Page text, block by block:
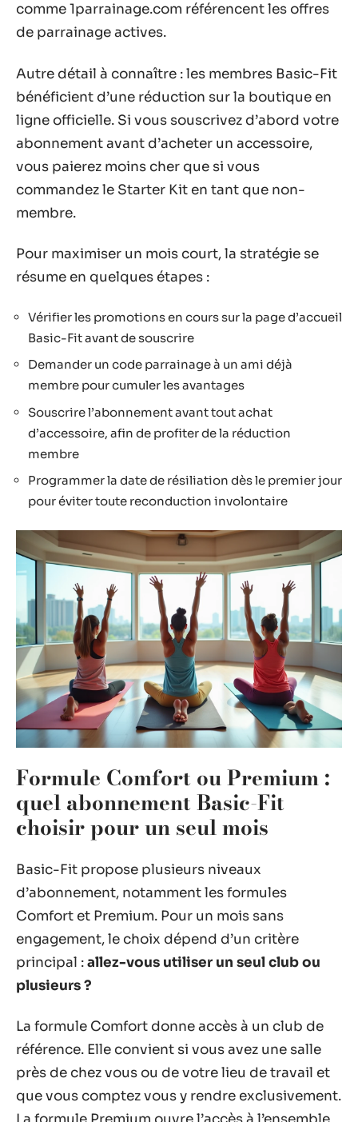
comme 1parrainage.com référencent les offres
de parrainage actives.
Autre détail à connaître : les membres Basic-Fit
bénéficient d’une réduction sur la boutique en
ligne officielle. Si vous souscrivez d’abord votre
abonnement avant d’acheter un accessoire,
vous paierez moins cher que si vous
commandez le Starter Kit en tant que non-
membre.
Pour maximiser un mois court, la stratégie se
résume en quelques étapes :
Vérifier les promotions en cours sur la page d’accueil
Basic-Fit avant de souscrire
Demander un code parrainage à un ami déjà
membre pour cumuler les avantages
Souscrire l’abonnement avant tout achat
d’accessoire, afin de profiter de la réduction
membre
Programmer la date de résiliation dès le premier jour
pour éviter toute reconduction involontaire
Formule Comfort ou Premium :
quel abonnement Basic-Fit
choisir pour un seul mois
Basic-Fit propose plusieurs niveaux
d’abonnement, notamment les formules
Comfort et Premium. Pour un mois sans
engagement, le choix dépend d’un critère
principal :allez-vous utiliser un seul club ou
plusieurs ?
La formule Comfort donne accès à un club de
référence. Elle convient si vous avez une salle
près de chez vous ou de votre lieu de travail et
que vous comptez vous y rendre exclusivement.